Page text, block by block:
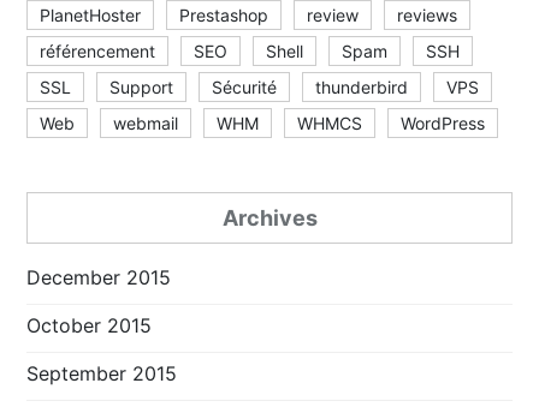
PlanetHoster
Prestashop review
reviews
référencement
SEO Shell Spam
SSH
SSL
Support Sécurité thunderbird
VPS
Web
webmail WHM WHMCS WordPress
Archives
December 2015
October 2015
September 2015